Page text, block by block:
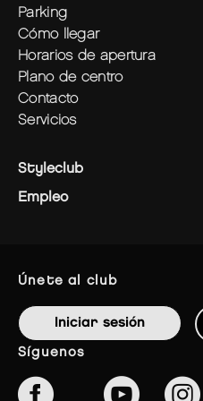
parking
cómo llegar
horarios de apertura
plano de centro
contacto
servicios
Styleclub
Empleo
únete al club
Iniciar sesión
síguenos